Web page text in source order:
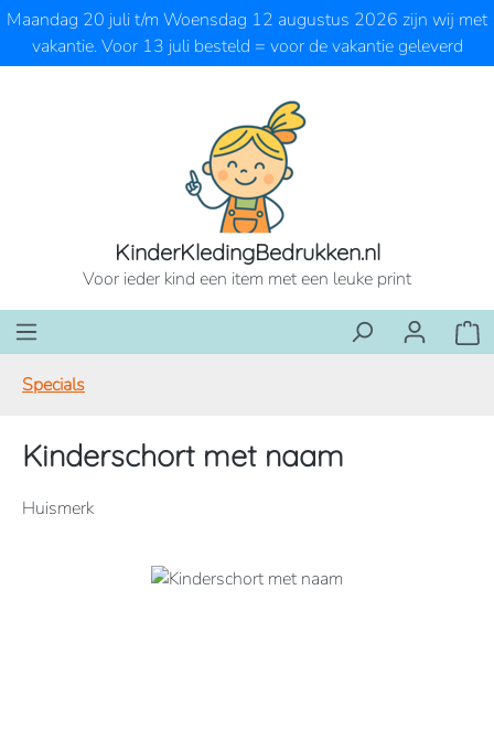
Ga naar de hoofdinhoud
Maandag 20 juli t/m Woensdag 12 augustus 2026 zijn wij met
vakantie. Voor 13 juli besteld = voor de vakantie geleverd
KinderKledingBedrukken.nl
Voor ieder kind een item met een leuke print
Specials
Kinderschort met naam
Huismerk
Afbeeldingengalerij overslaan